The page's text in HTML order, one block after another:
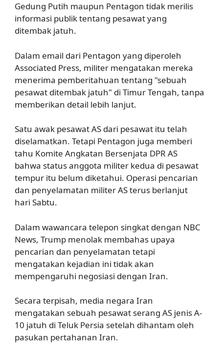
Gedung Putih maupun Pentagon tidak merilis
informasi publik tentang pesawat yang
ditembak jatuh.
Dalam email dari Pentagon yang diperoleh
Associated Press, militer mengatakan mereka
menerima pemberitahuan tentang "sebuah
pesawat ditembak jatuh" di Timur Tengah, tanpa
memberikan detail lebih lanjut.
Satu awak pesawat AS dari pesawat itu telah
diselamatkan. Tetapi Pentagon juga memberi
tahu Komite Angkatan Bersenjata DPR AS
bahwa status anggota militer kedua di pesawat
tempur itu belum diketahui. Operasi pencarian
dan penyelamatan militer AS terus berlanjut
hari Sabtu.
Dalam wawancara telepon singkat dengan NBC
News, Trump menolak membahas upaya
pencarian dan penyelamatan tetapi
mengatakan kejadian ini tidak akan
mempengaruhi negosiasi dengan Iran.
Secara terpisah, media negara Iran
mengatakan sebuah pesawat serang AS jenis A-
10 jatuh di Teluk Persia setelah dihantam oleh
pasukan pertahanan Iran.